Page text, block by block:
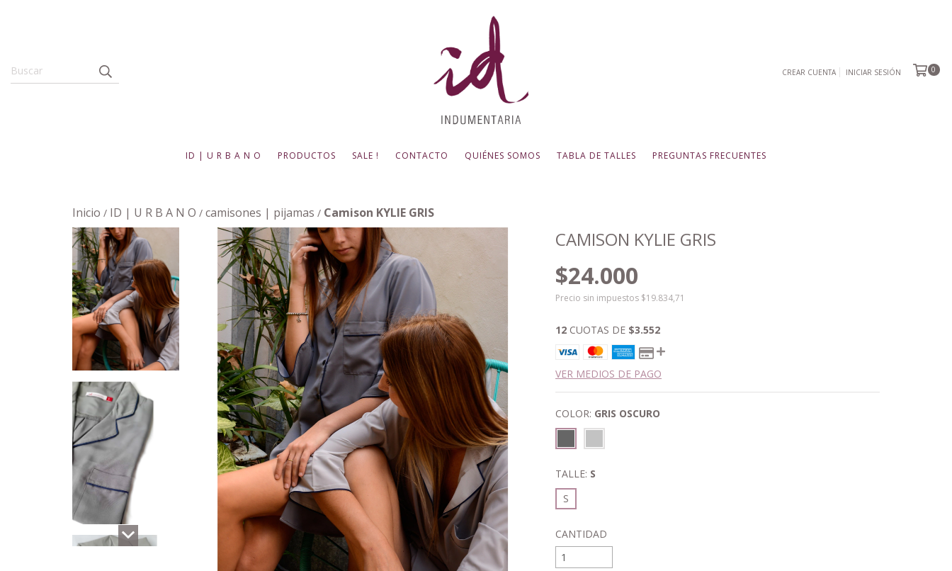
CREAR CUENTA INICIAR SESIÓN 0
ID | U R B A N O PRODUCTOS SALE ! CONTACTO QUIÉNES SOMOS TABLA DE TALLES PREGUNTAS FRECUENTES
Inicio / ID | U R B A N O / camisones | pijamas / Camison KYLIE GRIS
CAMISON KYLIE GRIS
$24.000
Precio sin impuestos $19.834,71
12 CUOTAS DE $3.552
VER MEDIOS DE PAGO
COLOR: GRIS OSCURO
TALLE: S
S
CANTIDAD